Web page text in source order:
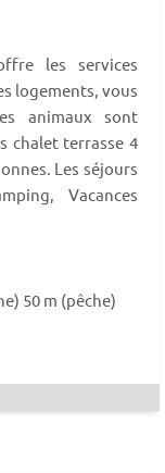
les services
logements, vous
animaux sont
chalet terrasse 4
Les séjours
Vacances
50 m (pêche)